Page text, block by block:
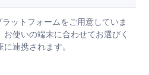
ットフォームをご用意していま
使いの端末に合わせてお選びく
連携されます。